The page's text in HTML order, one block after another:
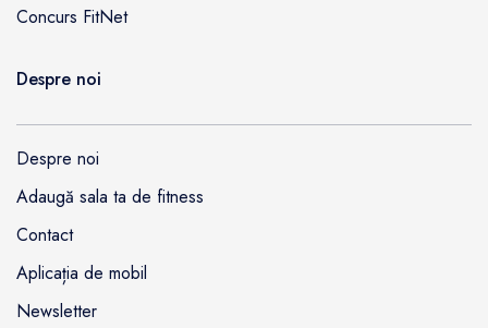
Concurs FitNet
Despre noi
Despre noi
Adaugă sala ta de fitness
Contact
Aplicația de mobil
Newsletter